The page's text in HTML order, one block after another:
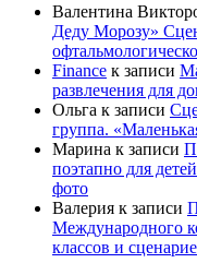
Валентина
Деду Морозу»
Finance к записи
развлечения для
Ольга к записи
группа.
Марина к записи
поэтапно для
фото
Валерия к записи
Международного
классов и